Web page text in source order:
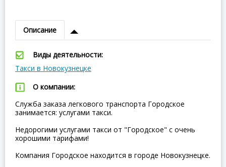
Описание
Виды деятельности:
Такси в Новокузнецке
О компании:
Служба заказа легкового транспорта Городское
занимается: услугами такси.
Недорогими услугами такси от "Городское" с очень
хорошими тарифами!
Компания Городское находится в городе Новокузнецке.